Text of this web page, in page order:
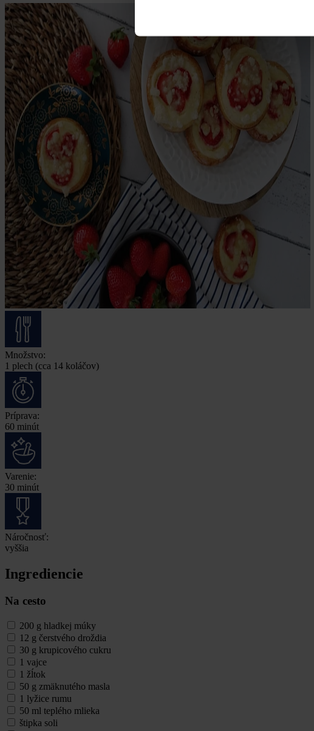
Množstvo:
1 plech (cca 14 koláčov)
Príprava:
60 minút
Varenie:
30 minút
Náročnosť:
vyššia
Ingrediencie
Na cesto
200 g hladkej múky
12 g čerstvého droždia
30 g krupicového cukru
1 vajce
1 žĺtok
50 g zmäknutého masla
1 lyžice rumu
50 ml teplého mlieka
štipka soli